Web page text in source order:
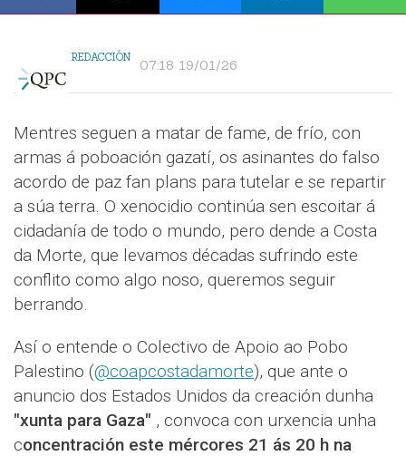
REDACCIÓN 07:18 19/01/26
Mentres seguen a matar de fame, de frío, con
armas á poboación gazatí, os asinantes do falso
acordo de paz fan plans para tutelar e se repartir
a súa terra. O xenocidio continúa sen escoitar á
cidadanía de todo o mundo, pero dende a Costa
da Morte, que levamos décadas sufrindo este
conflito como algo noso, queremos seguir
berrando.
Así o entende o Colectivo de Apoio ao Pobo
Palestino (@coapcostadamorte), que ante o
anuncio dos Estados Unidos da creación dunha
"xunta para Gaza" , convoca con urxencia unha
concentración este mércores 21 ás 20 h na